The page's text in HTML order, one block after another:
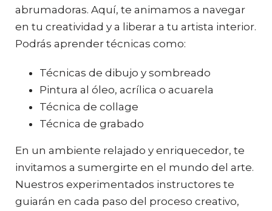
abrumadoras. Aquí, te animamos a navegar
en tu creatividad y a liberar a tu artista interior.
Podrás aprender técnicas como:
Técnicas de dibujo y sombreado
Pintura al óleo, acrílica o acuarela
Técnica de collage
Técnica de grabado
En un ambiente relajado y enriquecedor, te
invitamos a sumergirte en el mundo del arte.
Nuestros experimentados instructores te
guiarán en cada paso del proceso creativo,